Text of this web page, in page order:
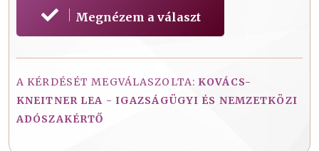
Megnézem a választ
A KÉRDÉSÉT MEGVÁLASZOLTA: KOVÁCS-
KNEITNER LEA - IGAZSÁGÜGYI ÉS NEMZETKÖZI
ADÓSZAKÉRTŐ